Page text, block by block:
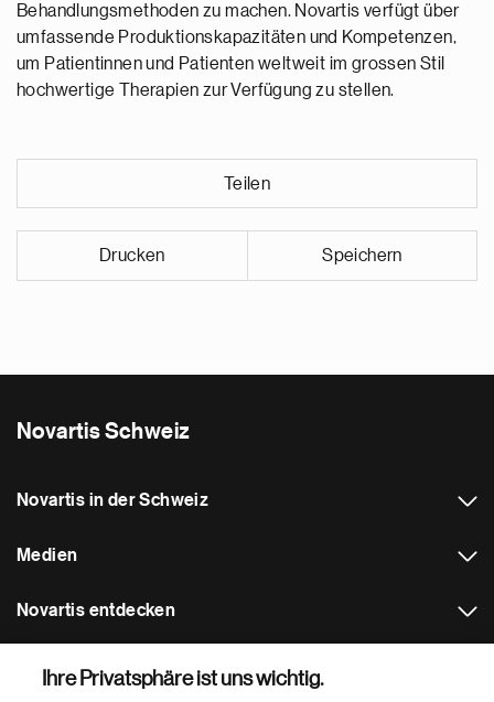
Behandlungsmethoden zu machen. Novartis verfügt über
umfassende Produktionskapazitäten und Kompetenzen,
um Patientinnen und Patienten weltweit im grossen Stil
hochwertige Therapien zur Verfügung zu stellen.
Teilen
Drucken Speichern
Novartis Schweiz
Novartis in der Schweiz
Medien
Novartis entdecken
Weitere Novartis Webseiten
Ihre Privatsphäre ist uns wichtig.